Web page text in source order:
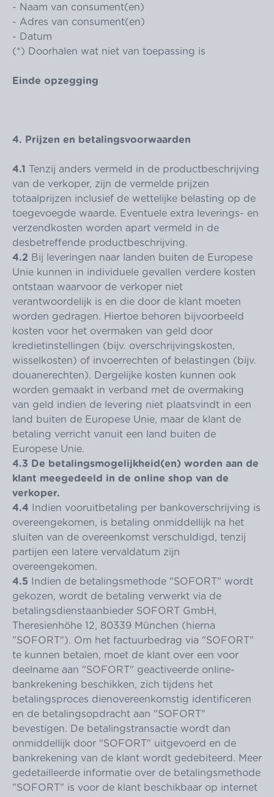
- Naam van consument(en)
- Adres van consument(en)
- Datum
(*) Doorhalen wat niet van toepassing is
Einde opzegging
4. Prijzen en betalingsvoorwaarden
4.1
Tenzij anders vermeld in de productbeschrijving
van de verkoper, zijn de vermelde prijzen
totaalprijzen inclusief de wettelijke belasting op de
toegevoegde waarde. Eventuele extra leverings- en
verzendkosten worden apart vermeld in de
desbetreffende productbeschrijving.
4.2 Bij leveringen naar landen buiten de Europese
Unie kunnen in individuele gevallen verdere kosten
ontstaan waarvoor de verkoper niet
verantwoordelijk is en die door de klant moeten
worden gedragen. Hiertoe behoren bijvoorbeeld
kosten voor het overmaken van geld door
kredietinstellingen (bijv. overschrijvingskosten,
wisselkosten) of invoerrechten of belastingen (bijv.
douanerechten). Dergelijke kosten kunnen ook
worden gemaakt in verband met de overmaking
van geld indien de levering niet plaatsvindt in een
land buiten de Europese Unie, maar de klant de
betaling verricht vanuit een land buiten de
Europese Unie.
4.3 De betalingsmogelijkheid(en) worden aan de
klant meegedeeld in de online shop van de
verkoper.
4.4 Indien vooruitbetaling per bankoverschrijving is
overeengekomen, is betaling onmiddellijk na het
sluiten van de overeenkomst verschuldigd, tenzij
partijen een latere vervaldatum zijn
overeengekomen.
4.5 Indien de betalingsmethode "SOFORT" wordt
gekozen, wordt de betaling verwerkt via de
betalingsdienstaanbieder SOFORT GmbH,
Theresienhöhe 12, 80339 München (hierna
"SOFORT"). Om het factuurbedrag via "SOFORT"
te kunnen betalen, moet de klant over een voor
deelname aan "SOFORT" geactiveerde online-
bankrekening beschikken, zich tijdens het
betalingsproces dienovereenkomstig identificeren
en de betalingsopdracht aan "SOFORT"
bevestigen. De betalingstransactie wordt dan
onmiddellijk door "SOFORT" uitgevoerd en de
bankrekening van de klant wordt gedebiteerd. Meer
gedetailleerde informatie over de betalingsmethode
"SOFORT" is voor de klant beschikbaar op internet